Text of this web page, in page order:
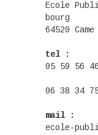
Ecole
bourg
64520 Came
tel :
05 59 56
06 38 34
mail :
ecole-